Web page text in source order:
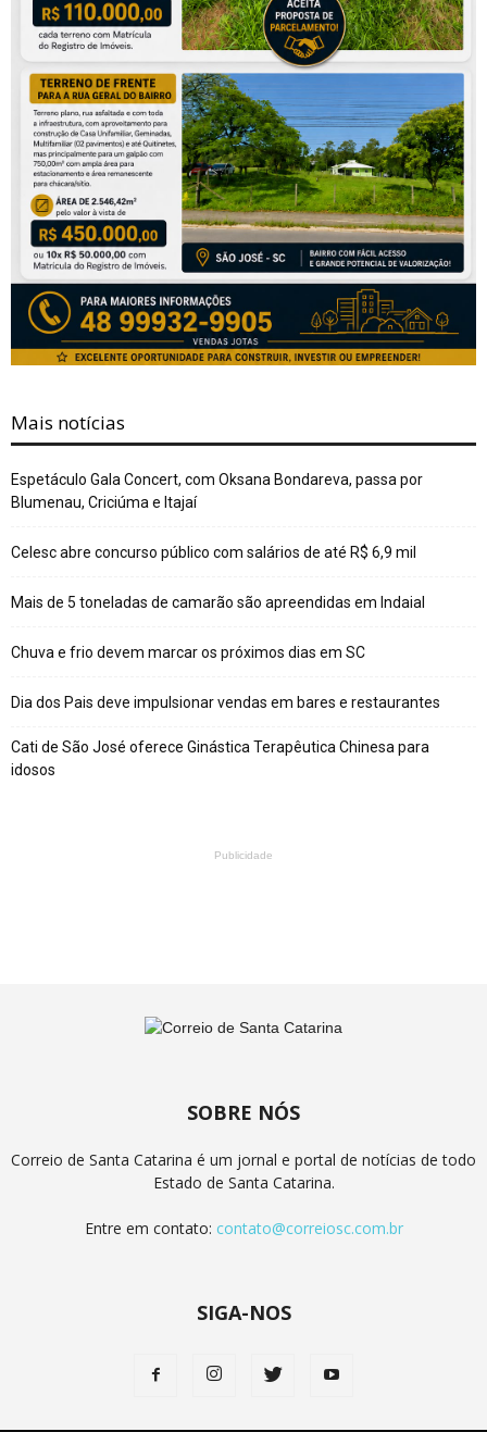
Mais notícias
Espetáculo Gala Concert, com Oksana Bondareva, passa por
Blumenau, Criciúma e Itajaí
Celesc abre concurso público com salários de até R$ 6,9 mil
Mais de 5 toneladas de camarão são apreendidas em Indaial
Chuva e frio devem marcar os próximos dias em SC
Dia dos Pais deve impulsionar vendas em bares e restaurantes
Cati de São José oferece Ginástica Terapêutica Chinesa para
idosos
Publicidade
SOBRE NÓS
Correio de Santa Catarina é um jornal e portal de notícias de todo
Estado de Santa Catarina.
Entre em contato: contato@correiosc.com.br
SIGA-NOS